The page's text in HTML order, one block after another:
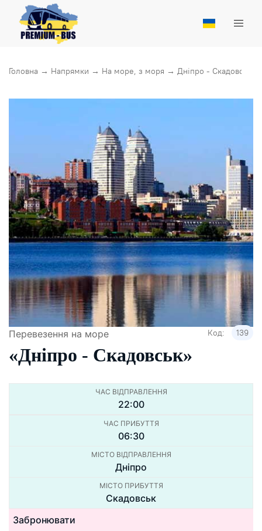
Головна → Напрямки → На море, з моря → Днiпро - Скадовськ
Перевезення на море Код: 139
«Днiпро - Скадовськ»
ЧАС ВІДПРАВЛЕННЯ
22:00
ЧАС ПРИБУТТЯ
06:30
МІСТО ВІДПРАВЛЕННЯ
Дніпро
МІСТО ПРИБУТТЯ
Скадовськ
Забронювати